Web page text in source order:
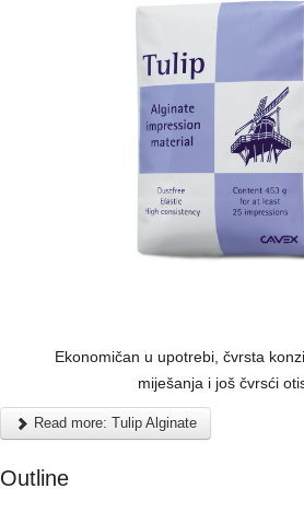
Ekonomičan u upotrebi, čvrsta
miješanja i još čvrsći
Read more: Tulip Alginate
Outline